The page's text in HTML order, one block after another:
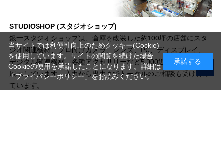
STUDIOSHOP (スタジオショップ)
銀一スタジオショップは、倉庫を改装した約100坪の店舗にスタ
ジオ関連機材、プロ向けカメラ、レンズ、PC、ディスプレイ、
デジタル関連機材、各種アクセサリーなど5,000近いアイテムを
展示しています。入力から出力までトータルのご相談も受け付け
ています。
当サイトでは利便性向上のためクッキー(Cookie)
を使用しています。サイトの閲覧を続けた場合
Cookieの使用を承諾したことになります。詳細は
「プライバシーポリシー」をお読みください。
承諾する